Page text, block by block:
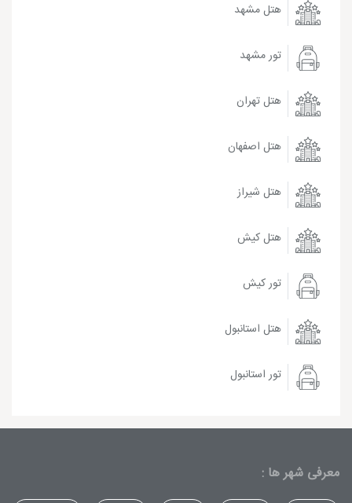
هتل مشهد
تور مشهد
هتل تهران
هتل اصفهان
هتل شیراز
هتل کیش
تور کیش
هتل استانبول
تور استانبول
معرفی شهر ها :